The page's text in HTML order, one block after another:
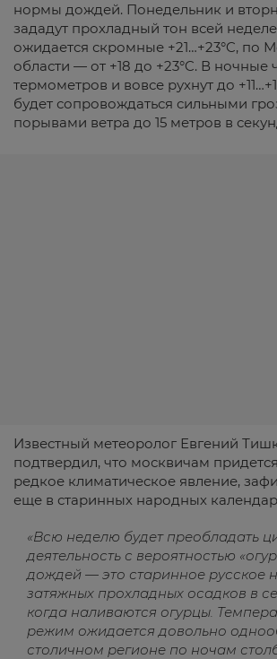
нормы дождей. Понедельник и
зададут прохладный тон всей
ожидается скромные +21…+23°C, по
области — от +18 до +23°C. В ночные
термометров и вовсе рухнут до
будет сопровождаться сильными
порывами ветра до 15 метров в
Известный метеоролог Евгений
подтвердил, что москвичам
редкое климатическое явление,
еще в старинных народных
«Всю неделю будет преобладать
деятельность с вероятностью
дождей — это старинное русское
затяжных прохладных осадков в
когда наливаются огурцы.
режим ожидается довольно
столичном регионе по ночам